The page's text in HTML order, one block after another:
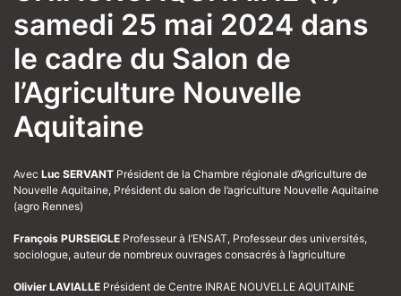
samedi 25 mai 2024 dans
le cadre du Salon de
l’Agriculture Nouvelle
Aquitaine
Avec Luc SERVANT Président de la Chambre régionale d’Agriculture de
Nouvelle Aquitaine, Président du salon de l’agriculture Nouvelle Aquitaine
(agro Rennes)
François PURSEIGLE Professeur à l’ENSAT, Professeur des universités,
sociologue, auteur de nombreux ouvrages consacrés à l’agriculture
Olivier LAVIALLE Président de Centre INRAE NOUVELLE AQUITAINE